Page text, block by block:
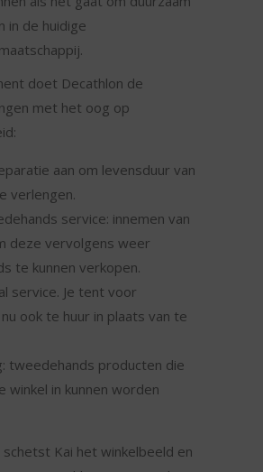
in de huidige
doet Decathlon de
met het oog op
aan om levensduur van
verlengen.
service: innemen van
deze vervolgens weer
te kunnen verkopen.
service. Je tent voor
ook te huur in plaats van te
tweedehands producten die
winkel in kunnen worden
Kai het winkelbeeld en